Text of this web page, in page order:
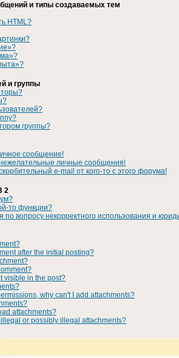
и типы создаваемых тем
HTML?
и группы
группы?
сообщение!
личные сообщения!
e-mail от кого-то с этого форума!
2
то функции?
по вопросу некорректного использования и
after the initial posting?
visible in the post?
why can't I add attachments?
attachments?
or possibly illegal attachments?